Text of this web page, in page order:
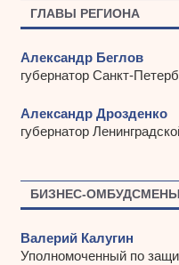
ГЛАВЫ РЕГИОНА
Александр Беглов
губернатор Санкт-
Александр Дрозденко
губернатор
БИЗНЕС-ОМБУДСМЕНЫ
Валерий Калугин
Уполномоченный по
ы